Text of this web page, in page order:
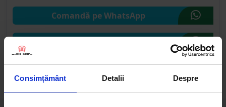
Consimțământ Detalii Despre
Comandă pe WhatsApp
Solicită publicare SEAP